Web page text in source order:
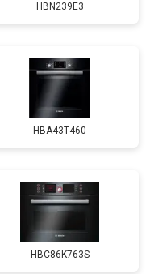
HBN239E3
HBA43T460
HBC86K763S